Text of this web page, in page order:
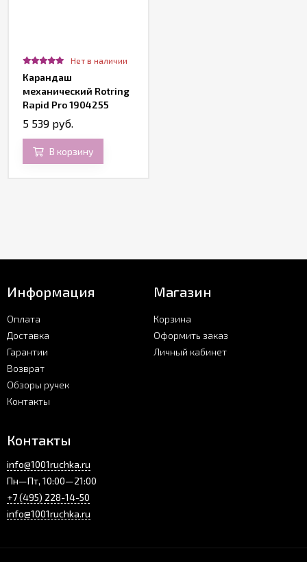
Нет в наличии
Карандаш
механический Rotring
Rapid Pro 1904255
0.5мм серебристый
5 539 руб.
В корзину
Информация
Оплата
Доставка
Гарантии
Возврат
Обзоры ручек
Контакты
Магазин
Корзина
Оформить заказ
Личный кабинет
Контакты
info@1001ruchka.ru
Пн—Пт, 10:00—21:00
+7 (495) 228-14-50
info@1001ruchka.ru